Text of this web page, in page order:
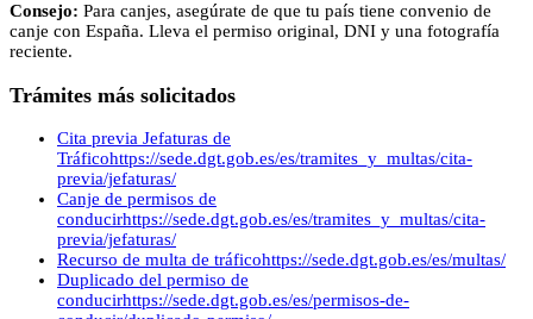
Consejo: Para canjes, asegúrate de que tu país tiene convenio de
canje con España. Lleva el permiso original, DNI y una fotografía
reciente.
Trámites más solicitados
Cita previa Jefaturas de
Tráficohttps://sede.dgt.gob.es/es/tramites_y_multas/cita-
previa/jefaturas/
Canje de permisos de
conducirhttps://sede.dgt.gob.es/es/tramites_y_multas/cita-
previa/jefaturas/
Recurso de multa de tráficohttps://sede.dgt.gob.es/es/multas/
Duplicado del permiso de
conducirhttps://sede.dgt.gob.es/es/permisos-de-